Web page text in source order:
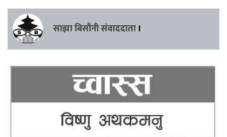
साझा बिसौनी संवाददाता ।